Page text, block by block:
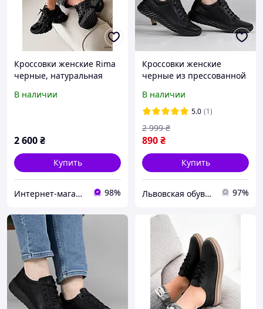
Кроссовки женские Rima
черные, натуральная
В наличии
2 600₴
Купить
Интернет-магазин "Lite Shop" 98%
Кроссовки женские
черные из прессованной
В наличии
5.0 (1)
890₴
2 999 ₴
Купить
Львовская обувная фабрика Taha 97%